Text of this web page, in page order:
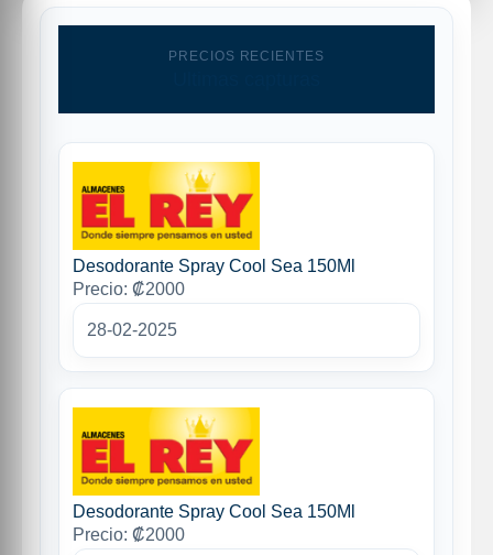
PRECIOS RECIENTES
Desodorante Spray Cool Sea 150Ml
Precio: ₡2000
28-02-2025
Desodorante Spray Cool Sea 150Ml
Precio: ₡2000